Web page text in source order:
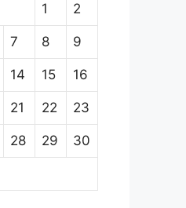
1 2
7 8 9
14 15 16
21 22 23
28 29 30